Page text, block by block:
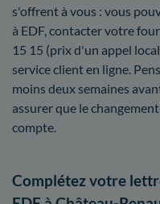
s'offrent à vous : vous
à EDF, contacter votre
15 15 (prix d'un appel
service client en ligne.
moins deux semaines
assurer que le
compte.
Complétez votre